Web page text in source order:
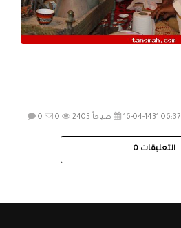
16-04-1431 06:37 صباحاً
0 0 2405
التعليقات 0